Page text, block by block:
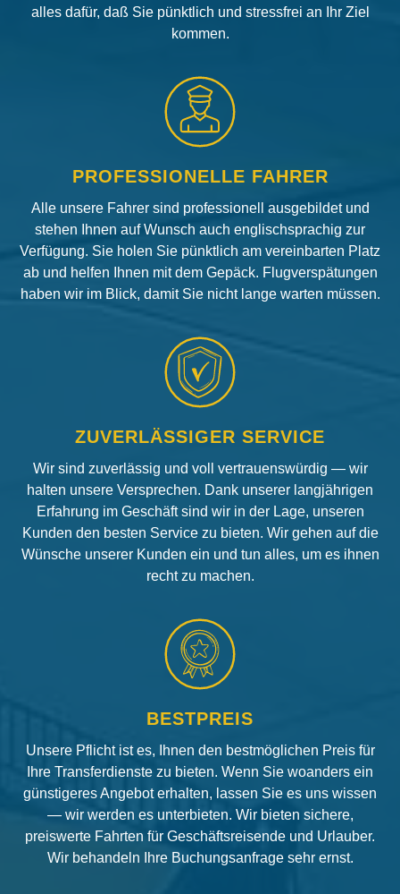
alles dafür, daß Sie pünktlich und stressfrei an Ihr Ziel
kommen.
PROFESSIONELLE FAHRER
Alle unsere Fahrer sind professionell ausgebildet und
stehen Ihnen auf Wunsch auch englischsprachig zur
Verfügung. Sie holen Sie pünktlich am vereinbarten Platz
ab und helfen Ihnen mit dem Gepäck. Flugverspätungen
haben wir im Blick, damit Sie nicht lange warten müssen.
ZUVERLÄSSIGER SERVICE
Wir sind zuverlässig und voll vertrauenswürdig — wir
halten unsere Versprechen. Dank unserer langjährigen
Erfahrung im Geschäft sind wir in der Lage, unseren
Kunden den besten Service zu bieten. Wir gehen auf die
Wünsche unserer Kunden ein und tun alles, um es ihnen
recht zu machen.
BESTPREIS
Unsere Pflicht ist es, Ihnen den bestmöglichen Preis für
Ihre Transferdienste zu bieten. Wenn Sie woanders ein
günstigeres Angebot erhalten, lassen Sie es uns wissen
— wir werden es unterbieten. Wir bieten sichere,
preiswerte Fahrten für Geschäftsreisende und Urlauber.
Wir behandeln Ihre Buchungsanfrage sehr ernst.